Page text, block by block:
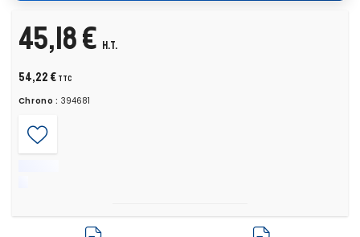
45,18 € H.T.
54,22 € TTC
Chrono : 394681